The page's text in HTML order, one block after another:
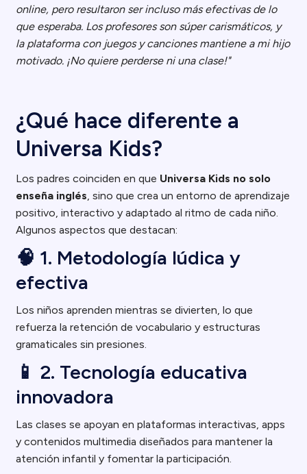
online, pero resultaron ser incluso más efectivas de lo
que esperaba. Los profesores son súper carismáticos, y
la plataforma con juegos y canciones mantiene a mi hijo
motivado. ¡No quiere perderse ni una clase!"
¿Qué hace diferente a
Universa Kids?
Los padres coinciden en que Universa Kids no solo
enseña inglés, sino que crea un entorno de aprendizaje
positivo, interactivo y adaptado al ritmo de cada niño.
Algunos aspectos que destacan:
🧠 1. Metodología lúdica y
efectiva
Los niños aprenden mientras se divierten, lo que
refuerza la retención de vocabulario y estructuras
gramaticales sin presiones.
📱 2. Tecnología educativa
innovadora
Las clases se apoyan en plataformas interactivas, apps
y contenidos multimedia diseñados para mantener la
atención infantil y fomentar la participación.